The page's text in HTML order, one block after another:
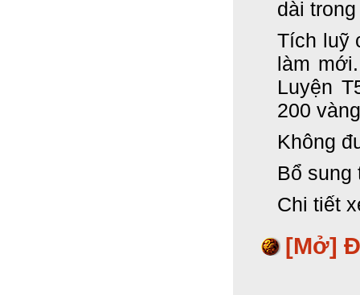
dài
Tích luỹ
làm
Luyện
200
Không
Bổ sung
Chi tiết
[Mở]